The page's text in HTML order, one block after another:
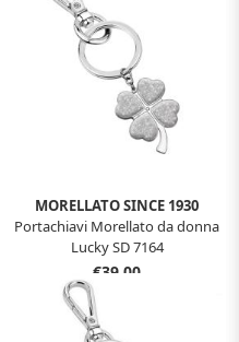
MORELLATO SINCE 1930
Portachiavi Morellato da donna
Lucky SD 7164
€39,00